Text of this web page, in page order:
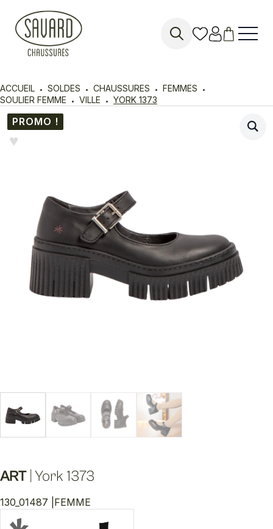
ACCUEIL SOLDES CHAUSSURES
FEMMES
SOULIER FEMME
VILLE YORK 1373
PROMO !
♥︎
ART York 1373
130_01487 | FEMME